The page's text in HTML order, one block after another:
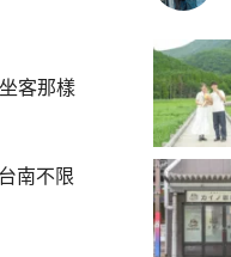
客那樣
南不限